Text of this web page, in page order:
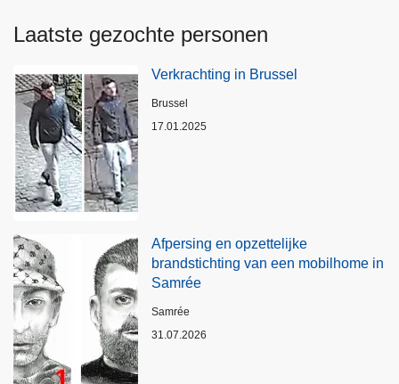
Laatste gezochte personen
Verkrachting in Brussel
Plaats
Brussel
17.01.2025
Afpersing en opzettelijke
brandstichting van een mobilhome in
Samrée
Plaats
Samrée
31.07.2026